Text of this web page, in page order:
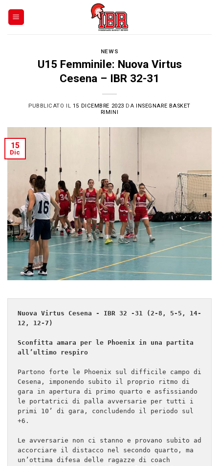
NEWS
U15 Femminile: Nuova Virtus
Cesena – IBR 32-31
PUBBLICATO IL 15 DICEMBRE 2023 DAINSEGNARE BASKET
RIMINI
15
Dic
Nuova Virtus Cesena - IBR 32 -31 (2-8, 5-5, 14-
12, 12-7)
Sconfitta amara per le Phoenix in una partita
all’ultimo respiro
Partono forte le Phoenix sul difficile campo di
Cesena, imponendo subito il proprio ritmo di
gara in apertura di primo quarto e asfissiando
le portatrici di palla avversarie per tutti i
primi 10’ di gara, concludendo il periodo sul
+6.
Le avversarie non ci stanno e provano subito ad
accorciare il distacco nel secondo quarto, ma
un’ottima difesa delle ragazze di coach